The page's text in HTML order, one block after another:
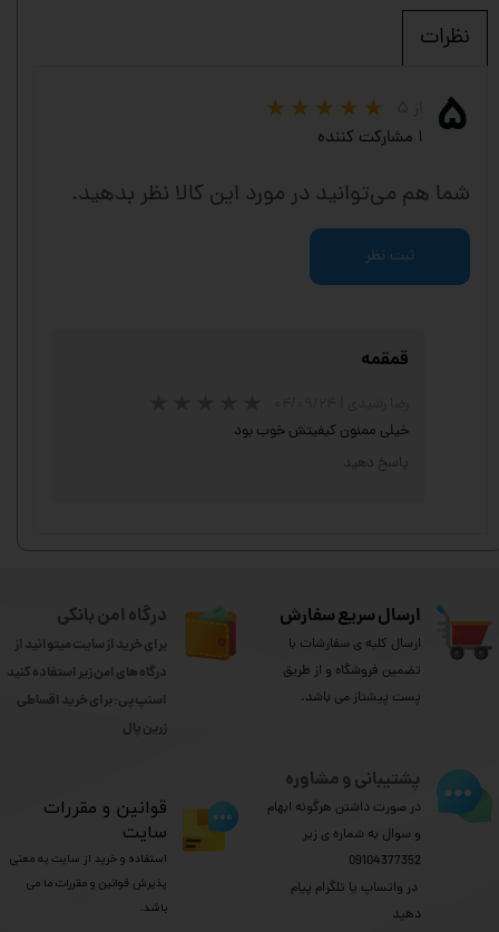
نظرات
۵ ۱ مشارکت کننده
شما هم می‌توانید در مورد این کالا نظر بدهید.
ثبت نظر
قمقمه
خیلی ممنون کیفیتش خوب بود
پاسخ دهید
ارسال سریع سفارش
ارسال کلیه ی سفارشات با
تضمین فروشگاه و از طریق
پست پیشتاز می باشد.
درگاه امن بانکی
برای خرید از سایت میتوانید از
درگاه های امن زیر استفاده کنید
اسنپ پی: برای خرید اقساطی
​​​​​​​زرین پال
پشتیبانی و مشاوره
در صورت داشتن هرگونه ابهام
و سوال به شماره ی زیر
09104377352
​​​​​​​ در واتساپ یا تلگرام پیام
دهید
​قوانین و مقررات
سایت
استفاده و خرید از سایت به معنی
پذیرش قوانین و مقررات ما می
باشد.